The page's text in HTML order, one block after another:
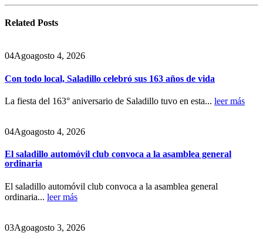
Related Posts
04Agoagosto 4, 2026
Con todo local, Saladillo celebró sus 163 años de vida
La fiesta del 163° aniversario de Saladillo tuvo en esta... leer más
04Agoagosto 4, 2026
El saladillo automóvil club convoca a la asamblea general
ordinaria
El saladillo automóvil club convoca a la asamblea general
ordinaria... leer más
03Agoagosto 3, 2026